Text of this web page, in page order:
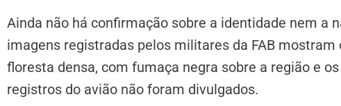
Ainda não há confirmação sobre a identidade nem a
imagens registradas pelos militares da FAB
floresta densa, com fumaça negra sobre a região e
registros do avião não foram divulgados.